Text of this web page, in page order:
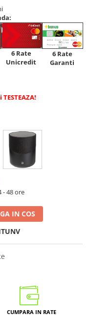
6 Rate
Unicredit
6 Rate
Garanti
- 48 ore
IN COS
CUMPARA IN RATE